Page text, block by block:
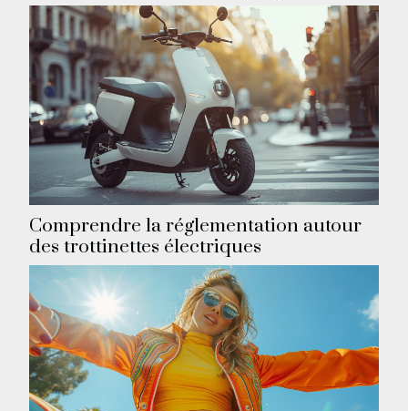
Comprendre la réglementation autour
des trottinettes électriques